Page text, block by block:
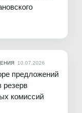
10.07.2026
предложений
резерв
комиссий